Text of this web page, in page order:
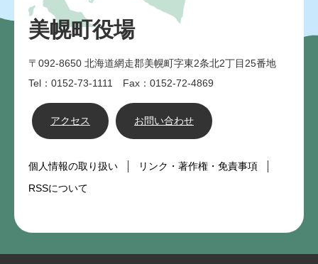
美幌町役場
〒092-8650 北海道網走郡美幌町字東2条北2丁目25番地
Tel：0152-73-1111 Fax：0152-72-4869
アクセス お問い合わせ
個人情報の取り扱い
リンク・著作権・免責事項
RSSについて